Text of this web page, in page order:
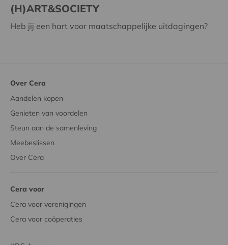
(H)ART&SOCIETY
Heb jij een hart voor maatschappelijke uitdagingen?
Over Cera
Aandelen kopen
Genieten van voordelen
Steun aan de samenleving
Meebeslissen
Over Cera
Cera voor
Cera voor verenigingen
Cera voor coöperaties